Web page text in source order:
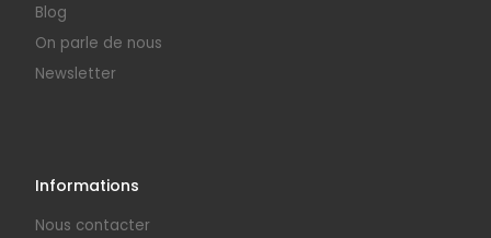
Blog
On parle de nous
Newsletter
Informations
Nous contacter